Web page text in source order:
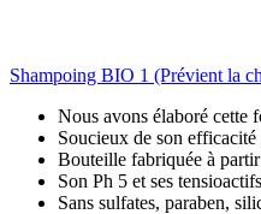
Shampoing BIO 1 (Prévient la
Nous avons élaboré cette
Soucieux de son
Bouteille fabriquée à
Son Ph 5 et ses
Sans sulfates, paraben,